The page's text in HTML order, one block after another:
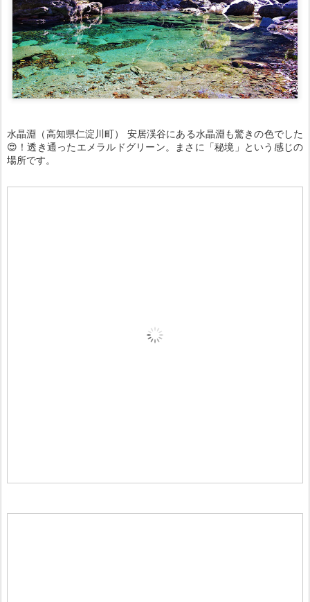
水晶淵（高知県仁淀川町） 安居渓谷にある水晶淵も驚きの色でした
😍！透き通ったエメラルドグリーン。まさに「秘境」という感じの
場所です。